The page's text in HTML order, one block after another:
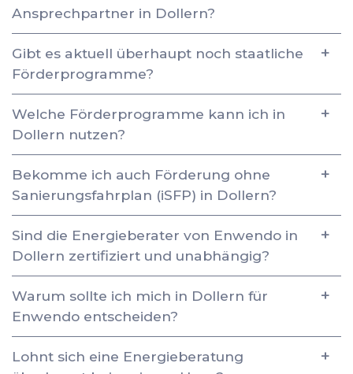
Ansprechpartner in Dollern?
Gibt es aktuell überhaupt noch staatliche
Förderprogramme?
Welche Förderprogramme kann ich in
Dollern nutzen?
Bekomme ich auch Förderung ohne
Sanierungsfahrplan (iSFP) in Dollern?
Sind die Energieberater von Enwendo in
Dollern zertifiziert und unabhängig?
Warum sollte ich mich in Dollern für
Enwendo entscheiden?
Lohnt sich eine Energieberatung